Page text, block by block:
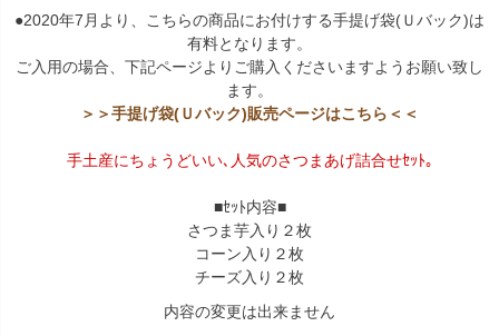
●2020年7月より、こちらの商品にお付けする手提げ袋(Ｕバック)は
有料となります。
ご入用の場合、下記ページよりご購入くださいますようお願い致し
ます。
＞＞手提げ袋(Ｕバック)販売ページはこちら＜＜
手土産にちょうどいい､人気のさつまあげ詰合せｾｯﾄ｡
■ｾｯﾄ内容■
さつま芋入り２枚
コーン入り２枚
チーズ入り２枚
内容の変更は出来ません